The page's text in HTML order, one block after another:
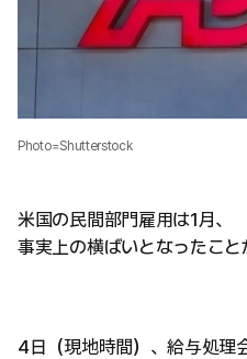
Photo=Shutterstock
米国の民間部門雇用は1月、
事実上の横ばいとなったこと
4日（現地時間）、給与処理